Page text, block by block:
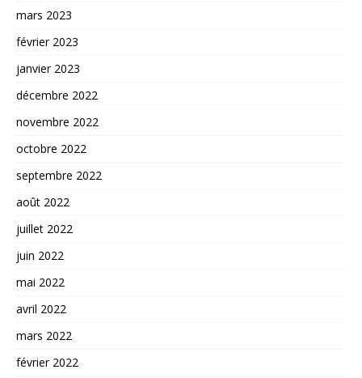
mars 2023
février 2023
janvier 2023
décembre 2022
novembre 2022
octobre 2022
septembre 2022
août 2022
juillet 2022
juin 2022
mai 2022
avril 2022
mars 2022
février 2022